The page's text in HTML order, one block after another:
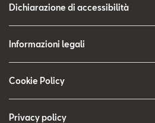
Dichiarazione di accessibilità
Informazioni legali
Cookie Policy
Privacy policy